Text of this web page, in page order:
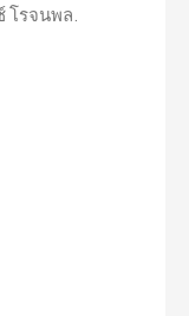
รจนพล.